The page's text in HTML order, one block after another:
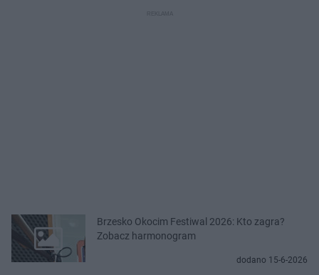
Brzesko Okocim Festiwal 2026: Kto zagra?
Zobacz harmonogram
dodano 15-6-2026